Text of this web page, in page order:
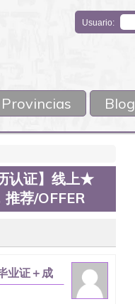
Usuario:
Provincias Blog
认证】线上★
荐/OFFER
业证＋成